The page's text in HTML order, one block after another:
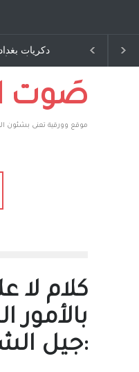
دكريات
:وليد
الولايات
طاحنة كتب
يوسف يقهر
، فأعطوه
وهم صاغرون،صَوت
موقع وورقية تعنى بشئون
كلام لا
بالأمور
:جيل